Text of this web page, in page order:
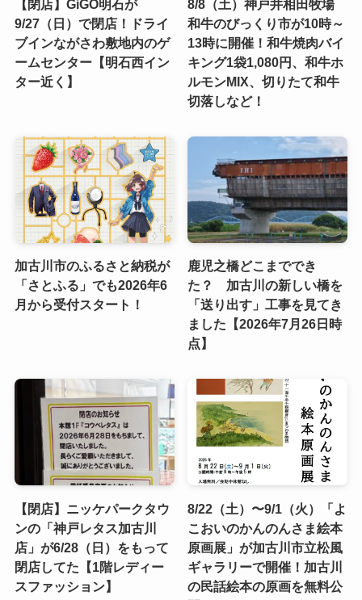
【閉店】GiGO明石が
9/27（日）で閉店！ドライ
ブインながさわ敷地内のゲ
ームセンター【明石西イン
ター近く】
8/8（土）神戸井相田牧場
和牛のびっくり市が10時～
13時に開催！和牛焼肉バイ
キング1袋1,080円、和牛ホ
ルモンMIX、切りたて和牛
切落しなど！
加古川市のふるさと納税が
「さとふる」でも2026年6
月から受付スタート！
鹿児之橋どこまででき
た？ 加古川の新しい橋を
「送り出す」工事を見てき
ました【2026年7月26日時
点】
【閉店】ニッケパークタウ
ンの「神戸レタス加古川
店」が6/28（日）をもって
閉店してた【1階レディー
スファッション】
8/22（土）〜9/1（火）「よ
こおいのかんのんさま絵本
原画展」が加古川市立松風
ギャラリーで開催！加古川
の民話絵本の原画を無料公